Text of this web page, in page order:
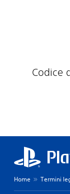
Codice
Home Termini